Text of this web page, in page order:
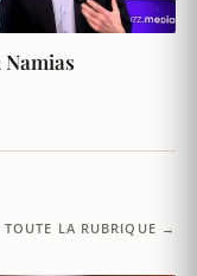
TOUTE LA RUBRIQUE →